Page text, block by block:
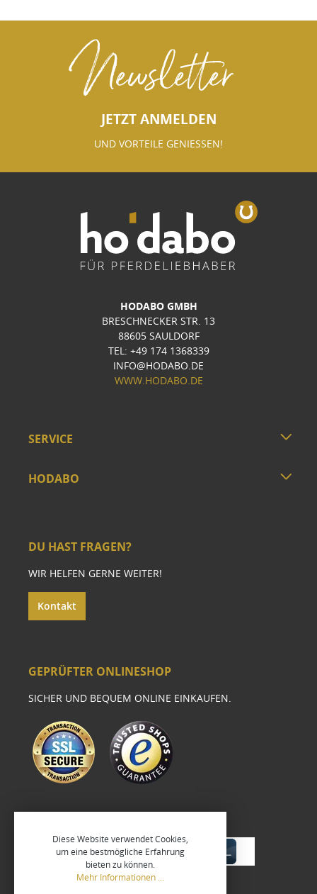
Newsletter
JETZT ANMELDEN
UND VORTEILE GENIESSEN!
HODABO GMBH
BRESCHNECKER STR. 13
88605 SAULDORF
TEL: +49 174 1368339
INFO@HODABO.DE
WWW.HODABO.DE
SERVICE
HODABO
DU HAST FRAGEN?
WIR HELFEN GERNE WEITER!
Kontakt
GEPRÜFTER ONLINESHOP
SICHER UND BEQUEM ONLINE EINKAUFEN.
Diese Website verwendet Cookies,
um eine bestmögliche Erfahrung
bieten zu können.
Mehr Informationen ...